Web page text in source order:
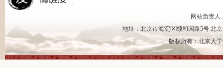
网站负责人
地址：北京市海淀区颐和园路5号 北
版权所有：北京大